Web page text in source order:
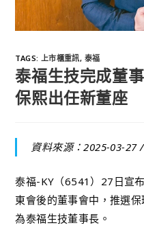
TAGS: 上市櫃重訊, 泰福
泰福生技完成董
保熙出任新董座
資料來源：2025-03-27 /
泰福-KY（6541）27日宣
東會後的董事會中，推選
為泰福生技董事長。